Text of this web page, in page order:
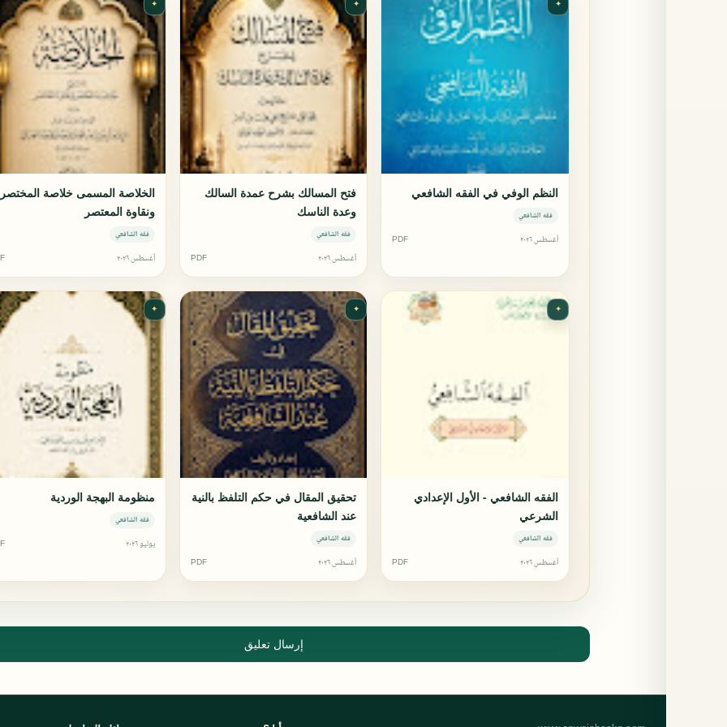
✦
النظم الوفي في الفقه الشافعي
فقه الشافعي
أغسطس ٢٠٢٦ PDF
✦
فتح المسالك بشرح عمدة السالك
وعدة الناسك
فقه الشافعي
أغسطس ٢٠٢٦ PDF
✦
الخلاصة المسمى خلاصة المختصر
ونقاوة المعتصر
فقه الشافعي
أغسطس ٢٠٢٦
✦
الفقه الشافعي - الأول الإعدادي
الشرعي
فقه الشافعي
أغسطس ٢٠٢٦ PDF
✦
تحقيق المقال في حكم التلفظ بالنية
عند الشافعية
فقه الشافعي
أغسطس ٢٠٢٦ PDF
✦
منظومة البهجة الوردية
فقه الشافعي
يوليو ٢٠٢٦
إرسال تعليق